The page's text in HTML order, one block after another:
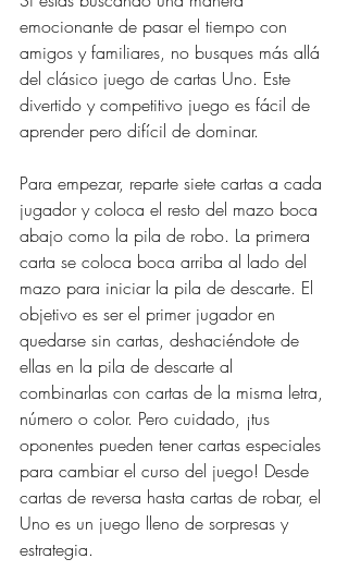
emocionante de pasar el tiempo con
amigos y familiares, no busques más allá
del clásico juego de cartas Uno. Este
divertido y competitivo juego es fácil de
aprender pero difícil de dominar.
Para empezar, reparte siete cartas a cada
jugador y coloca el resto del mazo boca
abajo como la pila de robo. La primera
carta se coloca boca arriba al lado del
mazo para iniciar la pila de descarte. El
objetivo es ser el primer jugador en
quedarse sin cartas, deshaciéndote de
ellas en la pila de descarte al
combinarlas con cartas de la misma letra,
número o color. Pero cuidado, ¡tus
oponentes pueden tener cartas especiales
para cambiar el curso del juego! Desde
cartas de reversa hasta cartas de robar, el
Uno es un juego lleno de sorpresas y
estrategia.